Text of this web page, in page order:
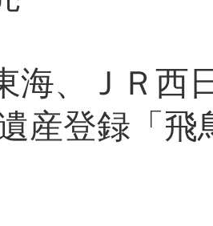
海、ＪＲ西
産登録「